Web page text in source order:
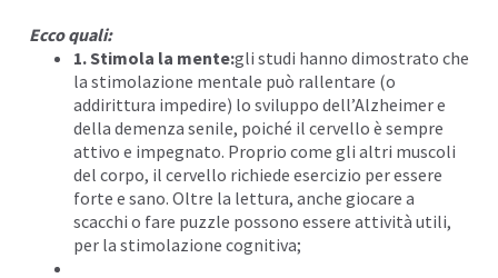
Ecco quali:
1. Stimola la mente:gli studi hanno dimostrato che
la stimolazione mentale può rallentare (o
addirittura impedire) lo sviluppo dell’Alzheimer e
della demenza senile, poiché il cervello è sempre
attivo e impegnato. Proprio come gli altri muscoli
del corpo, il cervello richiede esercizio per essere
forte e sano. Oltre la lettura, anche giocare a
scacchi o fare puzzle possono essere attività utili,
per la stimolazione cognitiva;